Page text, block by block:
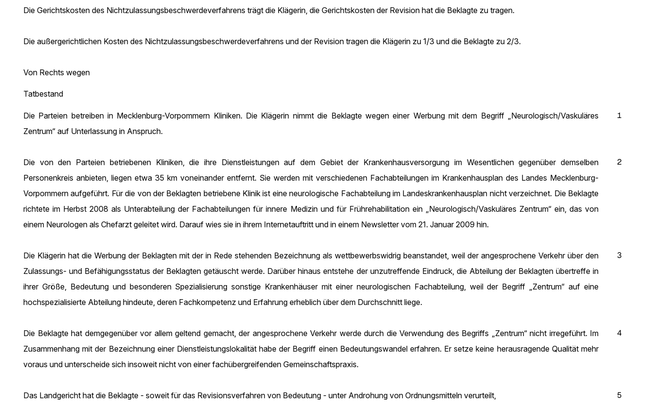
Die Gerichtskosten des Nichtzulassungsbeschwerdeverfahrens trägt die Klägerin, die Gerichtskosten der Revision hat die Beklagte zu tragen.
Die außergerichtlichen Kosten des Nichtzulassungsbeschwerdeverfahrens und der Revision tragen die Klägerin zu 1/3 und die Beklagte zu 2/3.
Von Rechts wegen
Tatbestand
1
Die Parteien betreiben in Mecklenburg-Vorpommern Kliniken. Die Klägerin nimmt die Beklagte wegen einer Werbung mit dem Begriff „Neurologisch/Vaskuläres
Zentrum“ auf Unterlassung in Anspruch.
2
Die von den Parteien betriebenen Kliniken, die ihre Dienstleistungen auf dem Gebiet der Krankenhausversorgung im Wesentlichen gegenüber demselben
Personenkreis anbieten, liegen etwa 35 km voneinander entfernt. Sie werden mit verschiedenen Fachabteilungen im Krankenhausplan des Landes Mecklenburg-
Vorpommern aufgeführt. Für die von der Beklagten betriebene Klinik ist eine neurologische Fachabteilung im Landeskrankenhausplan nicht verzeichnet. Die Beklagte
richtete im Herbst 2008 als Unterabteilung der Fachabteilungen für innere Medizin und für Frührehabilitation ein „Neurologisch/Vaskuläres Zentrum“ ein, das von
einem Neurologen als Chefarzt geleitet wird. Darauf wies sie in ihrem Internetauftritt und in einem Newsletter vom 21. Januar 2009 hin.
3
Die Klägerin hat die Werbung der Beklagten mit der in Rede stehenden Bezeichnung als wettbewerbswidrig beanstandet, weil der angesprochene Verkehr über den
Zulassungs- und Befähigungsstatus der Beklagten getäuscht werde. Darüber hinaus entstehe der unzutreffende Eindruck, die Abteilung der Beklagten übertreffe in
ihrer Größe, Bedeutung und besonderen Spezialisierung sonstige Krankenhäuser mit einer neurologischen Fachabteilung, weil der Begriff „Zentrum“ auf eine
hochspezialisierte Abteilung hindeute, deren Fachkompetenz und Erfahrung erheblich über dem Durchschnitt liege.
4
Die Beklagte hat demgegenüber vor allem geltend gemacht, der angesprochene Verkehr werde durch die Verwendung des Begriffs „Zentrum“ nicht irregeführt. Im
Zusammenhang mit der Bezeichnung einer Dienstleistungslokalität habe der Begriff einen Bedeutungswandel erfahren. Er setze keine herausragende Qualität mehr
voraus und unterscheide sich insoweit nicht von einer fachübergreifenden Gemeinschaftspraxis.
5
Das Landgericht hat die Beklagte - soweit für das Revisionsverfahren von Bedeutung - unter Androhung von Ordnungsmitteln verurteilt,